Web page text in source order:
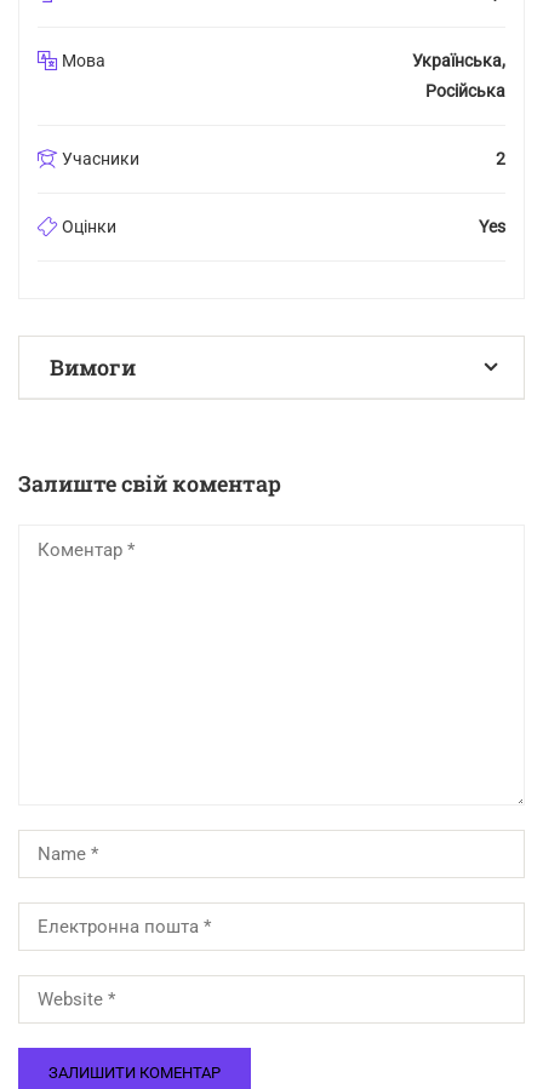
Мова
Українська,
Російська
Учасники 2
Оцінки Yes
Вимоги
Залиште свій коментар